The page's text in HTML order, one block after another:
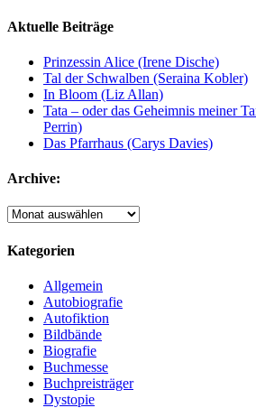
Aktuelle Beiträge
Prinzessin Alice (Irene Dische)
Tal der Schwalben (Seraina Kobler)
In Bloom (Liz Allan)
Tata – oder das Geheimnis meiner
Perrin)
Das Pfarrhaus (Carys Davies)
Archive:
Archive:
Kategorien
Allgemein
Autobiografie
Autofiktion
Bildbände
Biografie
Buchmesse
Buchpreisträger
Dystopie